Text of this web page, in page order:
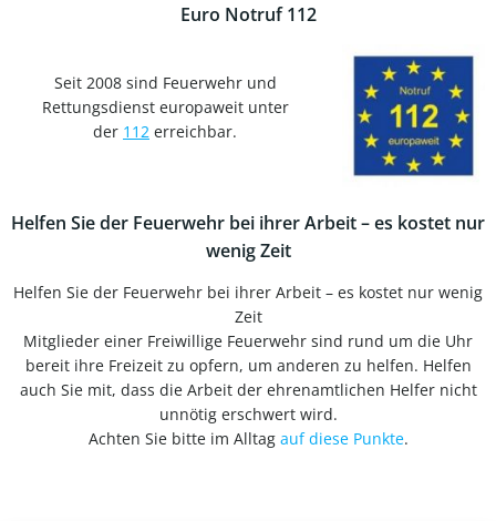
Euro Notruf 112
Seit 2008 sind Feuerwehr und
Rettungsdienst europaweit unter
der 112 erreichbar.
Helfen Sie der Feuerwehr bei ihrer Arbeit – es kostet nur
wenig Zeit
Helfen Sie der Feuerwehr bei ihrer Arbeit – es kostet nur wenig
Zeit
Mitglieder einer Freiwillige Feuerwehr sind rund um die Uhr
bereit ihre Freizeit zu opfern, um anderen zu helfen. Helfen
auch Sie mit, dass die Arbeit der ehrenamtlichen Helfer nicht
unnötig erschwert wird.
Achten Sie bitte im Alltag auf diese Punkte.